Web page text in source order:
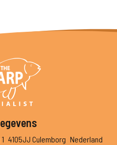
4105JJ Culemborg Nederland